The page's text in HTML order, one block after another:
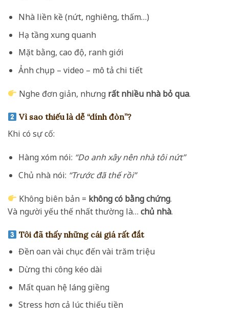
Nhà liền kề (nứt, nghiêng, thấm…)
Hạ tầng xung quanh
Mặt bằng, cao độ, ranh giới
Ảnh chụp – video – mô tả chi tiết
Nghe đơn giản, nhưng rất nhiều nhà bỏ qua.
Vì sao thiếu là dễ “dính đòn”?
Khi có sự cố:
Hàng xóm nói: “Do anh xây nên nhà tôi nứt”
Chủ nhà nói: “Trước đã thế rồi”
Không biên bản = không có bằng chứng.
Và người yếu thế nhất thường là… chủ nhà.
Tôi đã thấy những cái giá rất đắt
Đền oan vài chục đến vài trăm triệu
Dừng thi công kéo dài
Mất quan hệ láng giềng
Stress hơn cả lúc thiếu tiền